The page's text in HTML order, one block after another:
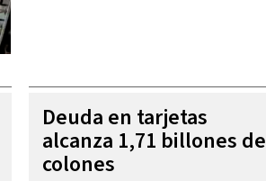
Deuda en tarjetas
alcanza 1,71 billones de
colones